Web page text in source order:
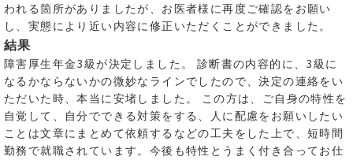
われる箇所がありましたが、お医者様に再度ご確認をお願い
し、実態により近い内容に修正いただくことができました。
結果
障害厚生年金3級が決定しました。 診断書の内容的に、3級に
なるかならないかの微妙なラインでしたので、決定の連絡をい
ただいた時、本当に安堵しました。 この方は、ご自身の特性を
自覚して、自分でできる対策をする、人に配慮をお願いしたい
ことは文章にまとめて依頼するなどの工夫をした上で、短時間
勤務で就職されています。今後も特性とうまく付き合ってお仕